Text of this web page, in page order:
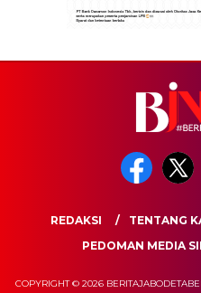
REDAKSI TENTANG
PEDOMAN MEDIA
COPYRIGHT © 2026